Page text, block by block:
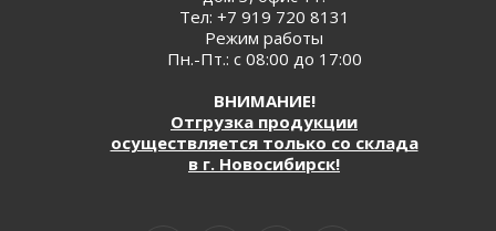
Тел: +7 919 720 8131
Режим работы
Пн.-Пт.: с 08:00 до 17:00
ВНИМАНИЕ!
Отгрузка продукции
осуществляется только со склада
в г. Новосибирск!